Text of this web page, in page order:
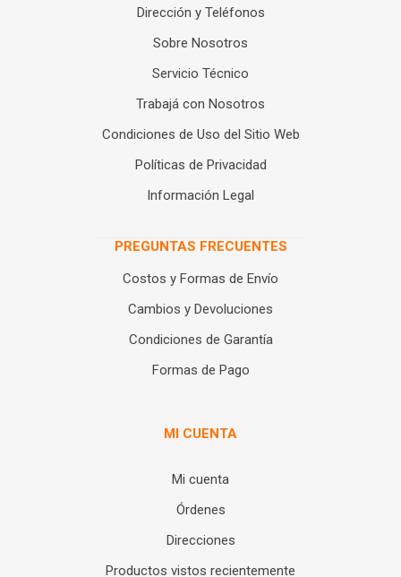
Dirección y Teléfonos
Sobre Nosotros
Servicio Técnico
Trabajá con Nosotros
Condiciones de Uso del Sitio Web
Políticas de Privacidad
Información Legal
PREGUNTAS FRECUENTES
Costos y Formas de Envío
Cambios y Devoluciones
Condiciones de Garantía
Formas de Pago
MI CUENTA
Mi cuenta
Órdenes
Direcciones
Productos vistos recientemente